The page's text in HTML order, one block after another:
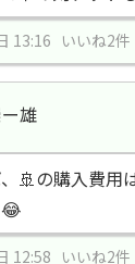
13:16 いいね2件
雄
🚢の購入費用
12:58 いいね2件